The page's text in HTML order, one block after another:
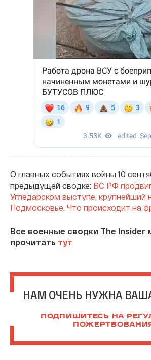
О главных событиях войны 10
предыдущей сводке: ВС РФ
Угледарском выступе, крупнейший
Подмосковье. Что происходит на
Все военные сводки The Insider
прочитать тут
НАМ ОЧЕНЬ НУЖНА
ПОДПИШИТЕСЬ НА